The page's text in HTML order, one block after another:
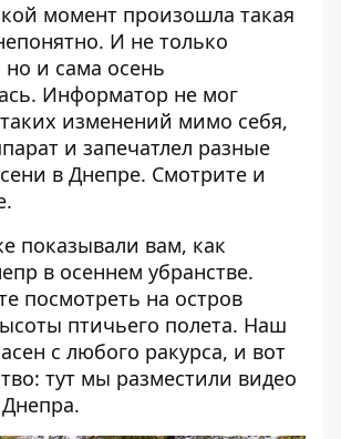
момент произошла такая
И не только
но и сама осень
Информатор не мог
изменений мимо себя,
и запечатлел разные
в Днепре. Смотрите и
показывали вам, как
в осеннем убранстве.
посмотреть на остров
птичьего полета. Наш
с любого ракурса, и вот
тут мы разместили видео
.